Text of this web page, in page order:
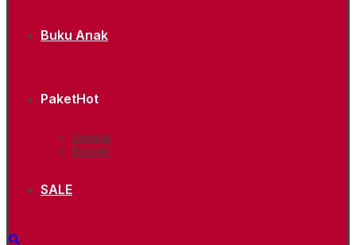
Buku Anak
PaketHot
Spesial
Boxset
SALE